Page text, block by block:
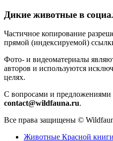
Дикие животные в
Частичное копирование
прямой (индексируемой)
Фото- и видеоматериалы
авторов и используются
целях.
С вопросами и предложениями
contact@wildfauna.ru.
Все права защищены ©
Животные Красной книги